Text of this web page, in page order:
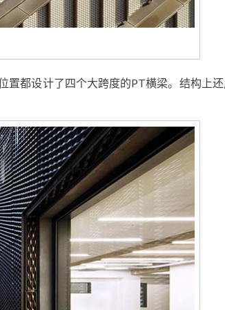
置都设计了四个大跨度的PT横梁。结构上